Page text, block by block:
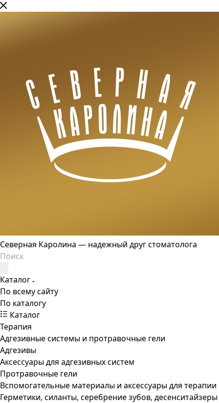
Северная Каролина — надежный друг стоматолога
Каталог
По всему сайту
По каталогу
Каталог
Терапия
Адгезивные системы и протравочные гели
Адгезивы
Аксессуары для адгезивных систем
Протравочные гели
Вспомогательные материалы и аксессуары для терапии
Герметики, силанты, серебрение зубов, десенситайзеры